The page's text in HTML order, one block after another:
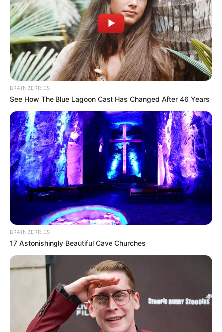
Serem! 9 Chat Ojek Online &
Pelanggan Ini Bikin Auto
Merinding
Bikin Ngakak, 10 Potret
Cosplay Murah Pakai Bahan
Seadanya
Anti Mainstream, 10 Cara
Membawa Barang Belanjaan
Versi Warga Thailand
BRAINBERRIES
See How The Blue Lagoon Cast Has Changed After 46 Years
BRAINBERRIES
17 Astonishingly Beautiful Cave Churches